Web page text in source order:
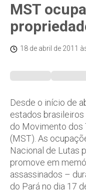
MST
18 de abril de 2011
Desde o início de
estados
do Movimento dos
(MST). As
Nacional de Lutas
promove em
assassinados –
do Pará no dia 17